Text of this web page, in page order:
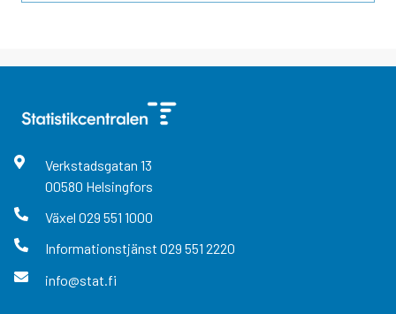
Verkstadsgatan 13
00580 Helsingfors
Växel 029 551 1000
Informationstjänst 029 551 2220
info@stat.fi